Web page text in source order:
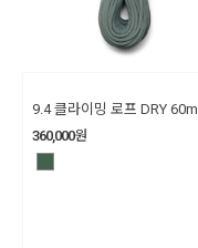
9.4 클라이밍 로프 DRY 60m
360,000원